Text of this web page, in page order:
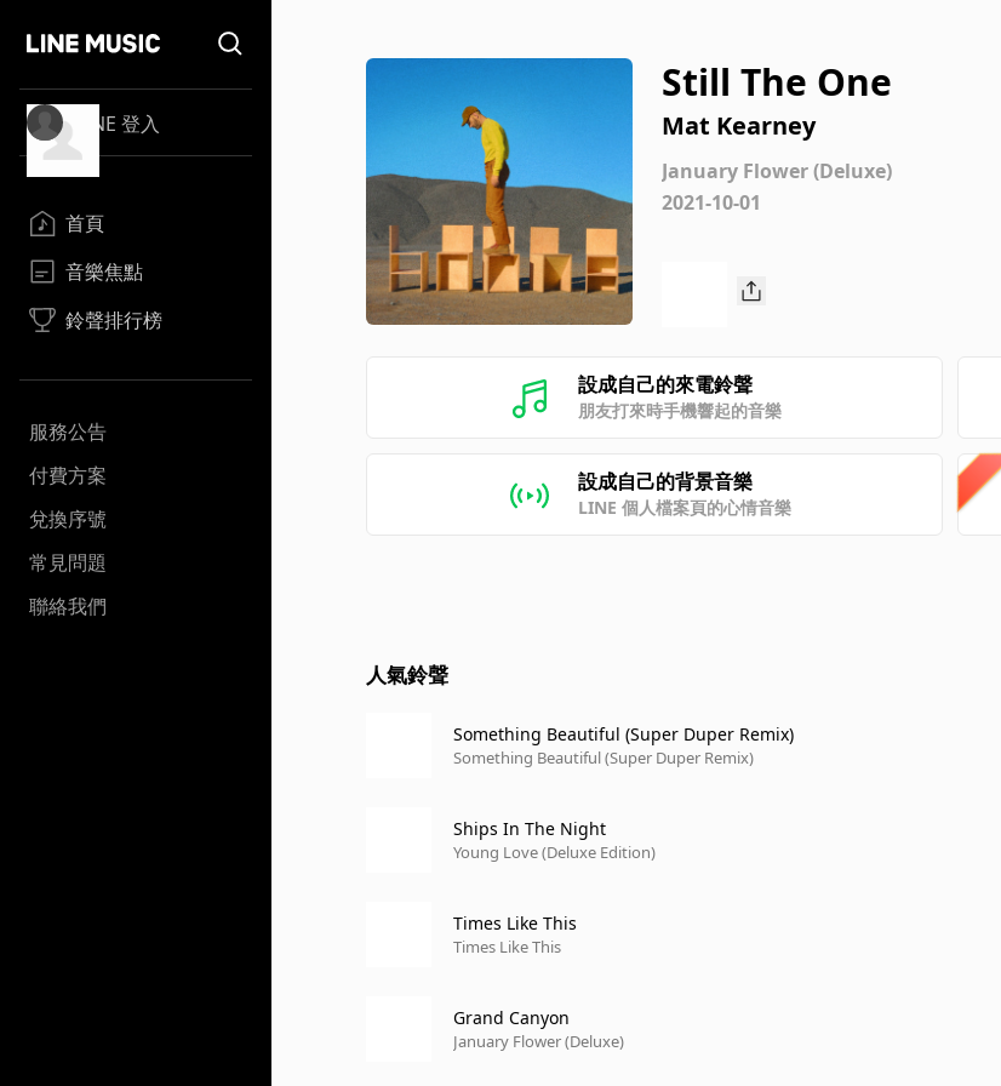
LINE 登入
首頁
音樂焦點
鈴聲排行榜
服務公告
付費方案
兌換序號
常見問題
聯絡我們
Still The One
Mat Kearney
January Flower (Deluxe)
2021-10-01
設成自己的來電鈴聲
朋友打來時手機響起的音樂
設成自己的背景音樂
LINE 個人檔案頁的心情音樂
人氣鈴聲
Something Beautiful (Super Duper Remix)
Something Beautiful (Super Duper Remix)
Ships In The Night
Young Love (Deluxe Edition)
Times Like This
Times Like This
Grand Canyon
January Flower (Deluxe)